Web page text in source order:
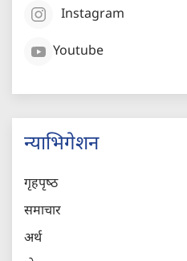
Instagram
Youtube
न्याभिगेशन
गृहपृष्‍ठ
समाचार
अर्थ